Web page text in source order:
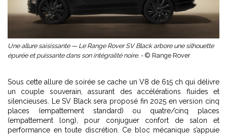
Une allure saisissante — Le Range Rover SV Black arbore une silhouette
épurée et puissante dans son intégralité noire. - © Range Rover
Sous cette allure de soirée se cache un V8 de 615 ch qui délivre
un couple souverain, assurant des accélérations fluides et
silencieuses. Le SV Black sera proposé fin 2025 en version cinq
places (empattement standard) ou quatre/cinq places
(empattement long), pour conjuguer confort de salon et
performance en toute discrétion. Ce bloc mécanique s’appuie